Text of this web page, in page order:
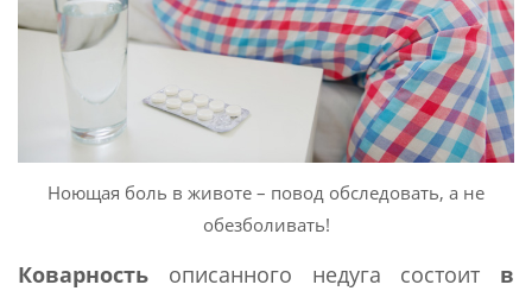
Ноющая боль в животе – повод обследовать, а не
обезболивать!
Коварность описанного недуга состоит в